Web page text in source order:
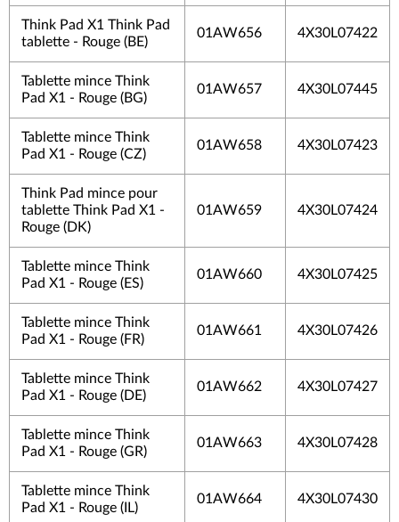
Think Pad X1 Think Pad
tablette - Rouge (BE)
01AW656 4X30L07422
Tablette mince Think
Pad X1 - Rouge (BG)
01AW657 4X30L07445
Tablette mince Think
Pad X1 - Rouge (CZ)
01AW658 4X30L07423
Think Pad mince pour
tablette Think Pad X1 -
Rouge (DK)
01AW659 4X30L07424
Tablette mince Think
Pad X1 - Rouge (ES)
01AW660 4X30L07425
Tablette mince Think
Pad X1 - Rouge (FR)
01AW661 4X30L07426
Tablette mince Think
Pad X1 - Rouge (DE)
01AW662 4X30L07427
Tablette mince Think
Pad X1 - Rouge (GR)
01AW663 4X30L07428
Tablette mince Think
Pad X1 - Rouge (IL)
01AW664 4X30L07430